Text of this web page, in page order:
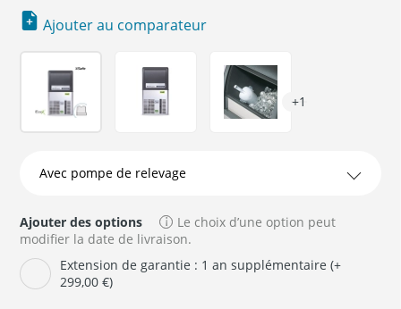
Ajouter au comparateur
+1
Ajouter des options
Le choix d’une option peut
modifier la date de livraison.
Extension de garantie : 1 an supplémentaire (+
299,00 €)